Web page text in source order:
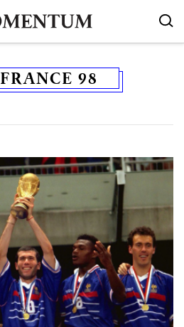
FRANCE 98